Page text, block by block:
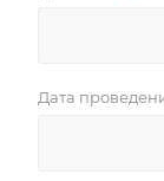
Дата